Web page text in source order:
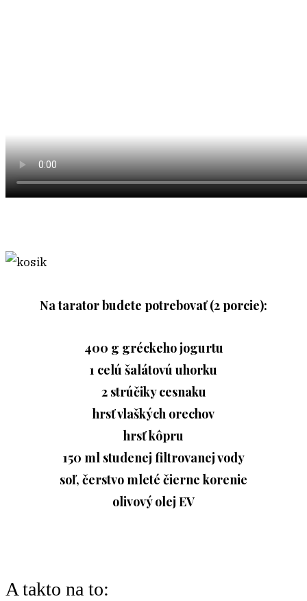
Na tarator budete potrebovať (2 porcie):
400 g gréckeho jogurtu
1 celú šalátovú uhorku
2 strúčiky cesnaku
hrsť vlaškých orechov
hrsť kôpru
150 ml studenej filtrovanej vody
soľ, čerstvo mleté čierne korenie
olivový olej EV
A takto na to: